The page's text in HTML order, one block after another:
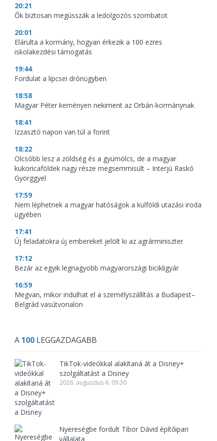
20:21
Ők biztosan megússzák a ledolgozós szombatot
20:01
Elárulta a kormány, hogyan érkezik a 100 ezres
iskolakezdési támogatás
19:44
Fordulat a lipcsei drónügyben
18:58
Magyar Péter keményen nekiment az Orbán-kormánynak
18:41
Izzasztó napon van túl a forint
18:22
Olcsóbb lesz a zöldség és a gyümölcs, de a magyar
kukoricaföldek nagy része megsemmisült – Interjú Raskó
Györggyel
17:59
Nem léphetnek a magyar hatóságok a külföldi utazási iroda
ügyében
17:41
Új feladatokra új embereket jelölt ki az agrárminiszter
17:12
Bezár az egyik legnagyobb magyarországi bicikligyár
16:59
Megvan, mikor indulhat el a személyszállítás a Budapest–
Belgrád vasútvonalon
A 100 LEGGAZDAGABB
TikTok-videókkal alakítaná át a Disney+
szolgáltatást a Disney
2026. augusztus 6. 09:30
Nyereségbe fordult Tibor Dávid építőipari
vállalata